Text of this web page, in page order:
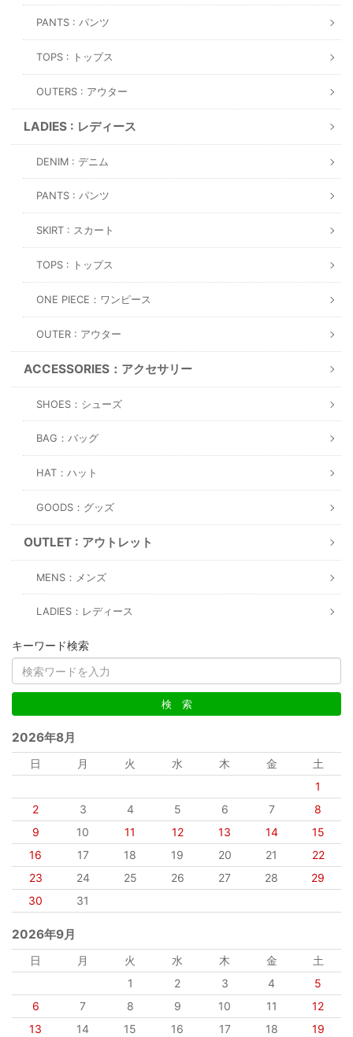
PANTS : パンツ
TOPS : トップス
OUTERS : アウター
LADIES : レディース
DENIM : デニム
PANTS : パンツ
SKIRT : スカート
TOPS : トップス
ONE PIECE：ワンピース
OUTER : アウター
ACCESSORIES：アクセサリー
SHOES：シューズ
BAG：バッグ
HAT：ハット
GOODS：グッズ
OUTLET : アウトレット
MENS：メンズ
LADIES：レディース
キーワード検索
2026年8月
日 月 火 水 木 金
土
1
2
3 4 5 6 7
8
9
10 11 12 13 14
15
16
17 18 19 20 21
22
23
24 25 26 27 28
29
30
31
2026年9月
日 月 火 水 木 金
土
1
2 3 4
5
6
7 8 9 10 11
12
13
14 15 16 17 18
19